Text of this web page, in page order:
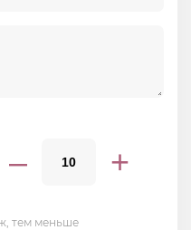
– +
тем меньше